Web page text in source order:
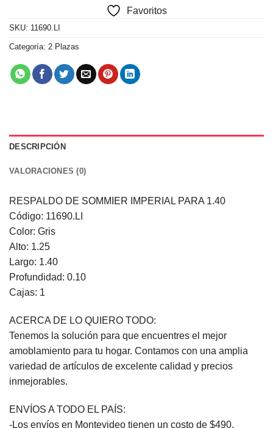
era:
es:Favoritos
SKU: 11690.LI
Categoría: 2 Plazas
DESCRIPCIÓN
VALORACIONES (0)
RESPALDO DE SOMMIER IMPERIAL PARA 1.40
Código: 11690.LI
Color: Gris
Alto: 1.25
Largo: 1.40
Profundidad: 0.10
Cajas: 1
ACERCA DE LO QUIERO TODO:
Tenemos la solución para que encuentres el mejor
amoblamiento para tu hogar. Contamos con una amplia
variedad de artículos de excelente calidad y precios
inmejorables.
ENVÍOS A TODO EL PAÍS:
-Los envíos en Montevideo tienen un costo de $490.